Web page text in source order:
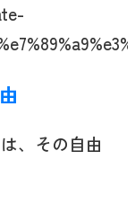
、その自由